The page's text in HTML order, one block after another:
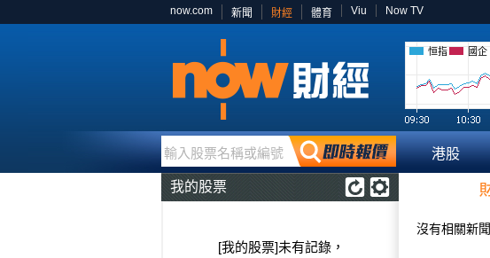
now.com 新聞 財經 體育 Viu Now TV
恒指 國企
輸入股票名稱或編號 港股
我的股票
[我的股票]未有記錄，
沒有相關新聞